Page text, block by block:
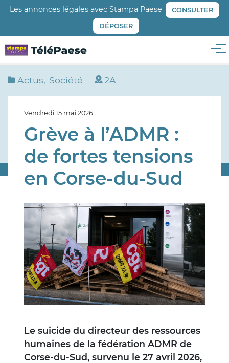
Aller
principal
Les annonces légales avec Stampa Paese CONSULTER
DÉPOSER
Actus Société 2A
Vendredi 15 mai 2026
Grève à l’ADMR :
de fortes tensions
en Corse-du-Sud
Image
Le suicide du directeur des ressources
humaines de la fédération ADMR de
Corse-du-Sud, survenu le 27 avril 2026,